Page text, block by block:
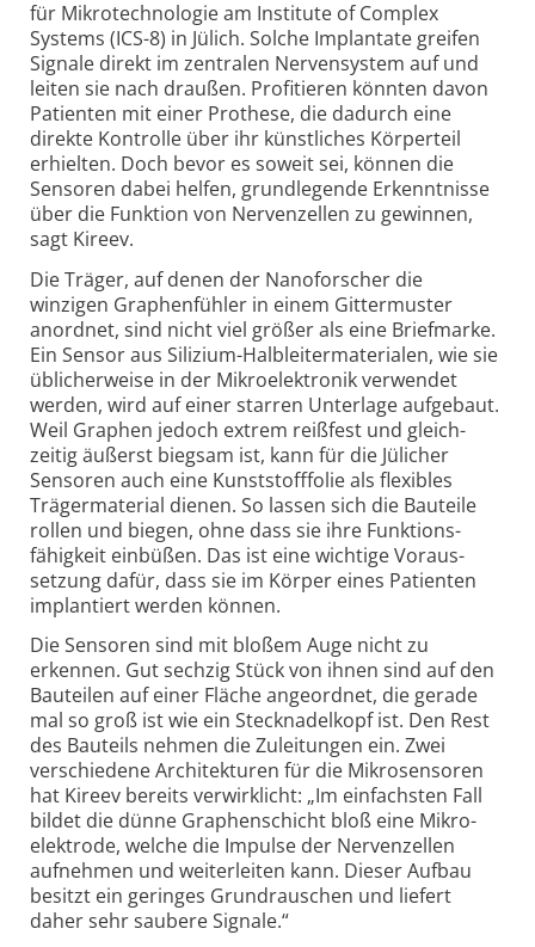
für Mikro­technologie am Institute of Complex
Systems (ICS-8) in Jülich. Solche Implantate greifen
Signale direkt im zentralen Nerven­system auf und
leiten sie nach draußen. Profitieren könnten davon
Patienten mit einer Prothese, die dadurch eine
direkte Kontrolle über ihr künst­liches Körper­teil
erhielten. Doch bevor es soweit sei, können die
Sensoren dabei helfen, grund­legende Erkennt­nisse
über die Funktion von Nerven­zellen zu gewinnen,
sagt Kireev.
Die Träger, auf denen der Nano­forscher die
winzigen Graphen­fühler in einem Gitter­muster
anordnet, sind nicht viel größer als eine Briefmarke.
Ein Sensor aus Silizium-Halbleiter­materialen, wie sie
üblicher­weise in der Mikro­elektronik verwendet
werden, wird auf einer starren Unterlage aufgebaut.
Weil Graphen jedoch extrem reißfest und gleich­
zeitig äußerst biegsam ist, kann für die Jülicher
Sensoren auch eine Kunststoff­folie als flexibles
Träger­material dienen. So lassen sich die Bauteile
rollen und biegen, ohne dass sie ihre Funktions­
fähigkeit einbüßen. Das ist eine wichtige Voraus­
setzung dafür, dass sie im Körper eines Patienten
implan­tiert werden können.
Die Sensoren sind mit bloßem Auge nicht zu
erkennen. Gut sechzig Stück von ihnen sind auf den
Bauteilen auf einer Fläche angeordnet, die gerade
mal so groß ist wie ein Steck­nadelkopf ist. Den Rest
des Bauteils nehmen die Zulei­tungen ein. Zwei
verschiedene Archi­tekturen für die Mikro­sensoren
hat Kireev bereits verwirk­licht: „Im ein­fachsten Fall
bildet die dünne Graphen­schicht bloß eine Mikro­
elektrode, welche die Impulse der Nerven­zellen
aufnehmen und weiter­leiten kann. Dieser Aufbau
besitzt ein geringes Grund­rauschen und liefert
daher sehr saubere Signale.“